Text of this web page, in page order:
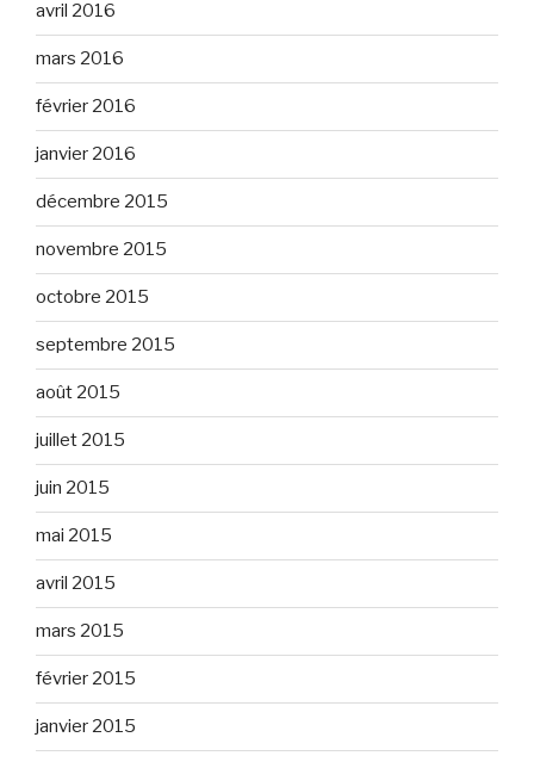
avril 2016
mars 2016
février 2016
janvier 2016
décembre 2015
novembre 2015
octobre 2015
septembre 2015
août 2015
juillet 2015
juin 2015
mai 2015
avril 2015
mars 2015
février 2015
janvier 2015